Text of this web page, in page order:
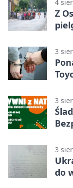
4
Z
3
3
3
do